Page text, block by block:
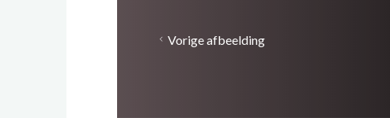
Vorige afbeelding